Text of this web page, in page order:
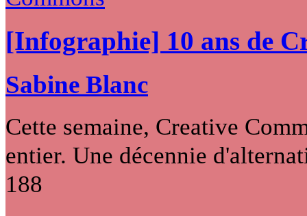
[Infographie] 10 ans de
Sabine Blanc
Cette semaine, Creative
entier. Une décennie
188